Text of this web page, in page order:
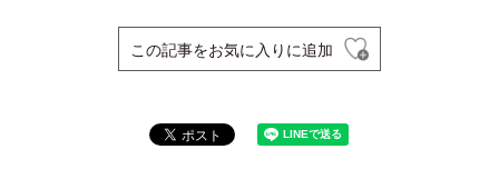
この記事をお気に入りに追加